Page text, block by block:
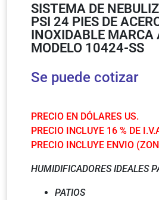
SISTEMA DE
PSI 24 PIES DE
INOXIDABLE
MODELO 10424-SS
Se puede cotizar
PRECIO EN DÓLARES US.
PRECIO INCLUYE 16 % DE
PRECIO INCLUYE ENVIO
HUMIDIFICADORES IDEALES
PATIOS